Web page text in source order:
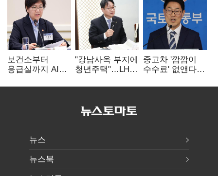
보건소부터
응급실까지 AI
혁신 본격화
"강남사옥 부지에
청년주택"…LH도
중고차 '깜깜이
수수료' 없앤다…
생기면 환불
뉴스
뉴스북